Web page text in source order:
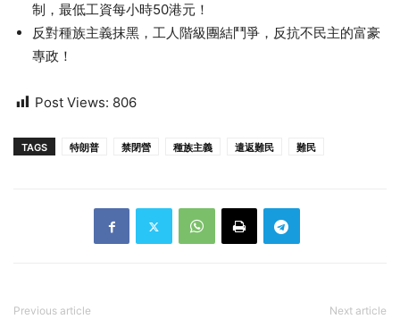
制，最低工資每小時50港元！
反對種族主義抹黑，工人階級團結鬥爭，反抗不民主的富豪
專政！
Post Views: 806
TAGS 特朗普 禁閉營 種族主義 遣返難民 難民
Previous article Next article